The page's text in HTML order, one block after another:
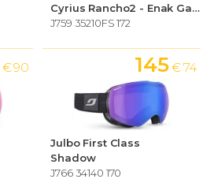
Cyrius Rancho2 - Enak Gavaggio
J759 35210FS 172
€ 90
Julbo First Class
Shadow
J766 34140 170
145 € 74